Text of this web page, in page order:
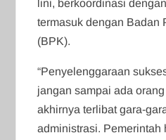
lini, berkoordinasi
termasuk dengan Badan
(BPK).
“Penyelenggaraan
jangan sampai ada
akhirnya terlibat gara-
administrasi. Pemerintah